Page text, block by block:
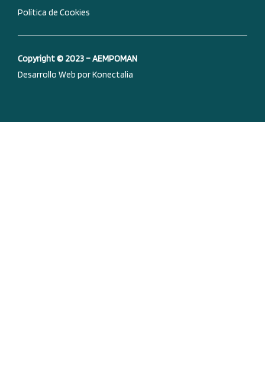
Política de Cookies
Copyright © 2023 – AEMPOMAN
Desarrollo Web por Konectalia